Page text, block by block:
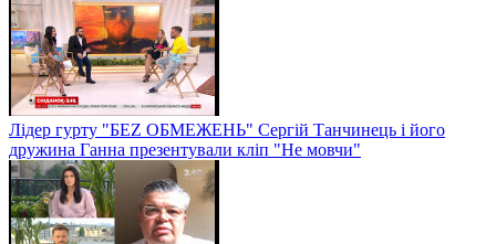
Лідер гурту "БЕZ ОБМЕЖЕНЬ" Сергій Танчинець і його
дружина Ганна презентували кліп "Не мовчи"